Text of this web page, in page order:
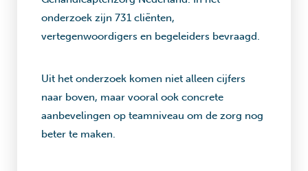
onderzoek zijn 731 cliënten,
vertegenwoordigers en begeleiders bevraagd.
Uit het onderzoek komen niet alleen cijfers
naar boven, maar vooral ook concrete
aanbevelingen op teamniveau om de zorg nog
beter te maken.